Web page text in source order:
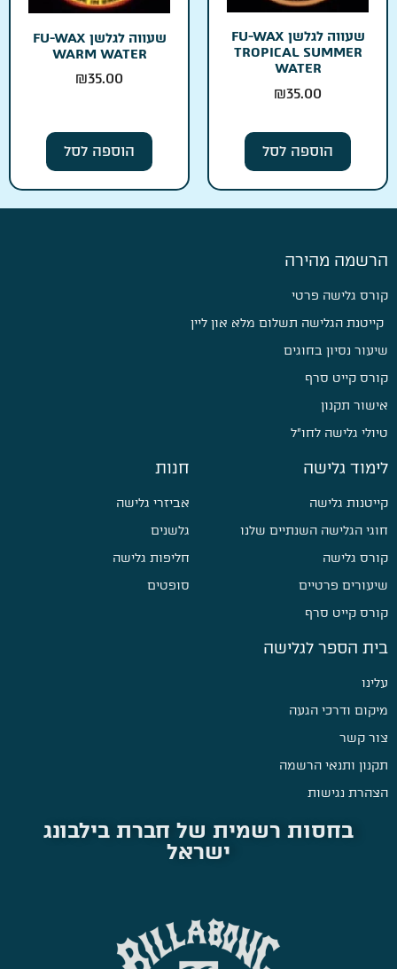
שעווה לגלשן FU-WAX
TROPICAL SUMMER
WATER
₪35.00
הוספה לסל
שעווה לגלשן FU-WAX
WARM WATER
₪35.00
הוספה לסל
הרשמה מהירה
קורס גלישה פרטי
קייטנת הגלישה תשלום מלא און ליין
שיעור נסיון בחוגים
קורס קייט סרף
אישור תקנון
טיולי גלישה לחו״ל
לימוד גלישה
קייטנות גלישה
חוגי הגלישה השנתיים שלנו
קורס גלישה
שיעורים פרטיים
קורס קייט סרף
חנות
אביזרי גלישה
גלשנים
חליפות גלישה
סופטים
בית הספר לגלישה
עלינו
מיקום ודרכי הגעה
צור קשר
תקנון ותנאי הרשמה
הצהרת נגישות
בחסות רשמית של חברת בילבונג
ישראל